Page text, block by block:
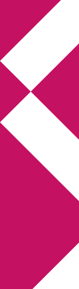
Hem
You are here:
av Michael Katz